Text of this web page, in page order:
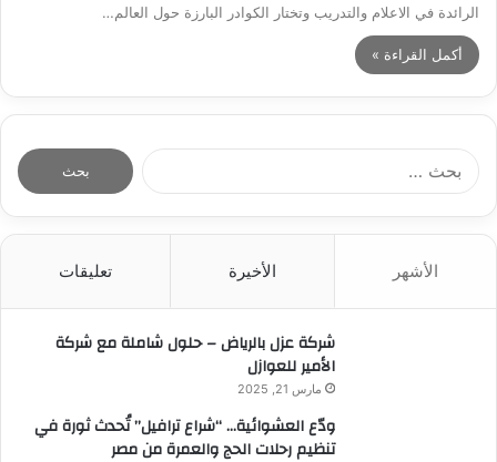
الرائدة في الاعلام والتدريب وتختار الكوادر البارزة حول العالم…
أكمل القراءة »
ح
الأشهر الأخيرة تعليقات
شركة عزل بالرياض – حلول شاملة مع شركة
الأمير للعوازل
مارس 21, 2025
ودّع العشوائية… “شراع ترافيل” تُحدث ثورة في
تنظيم رحلات الحج والعمرة من مصر